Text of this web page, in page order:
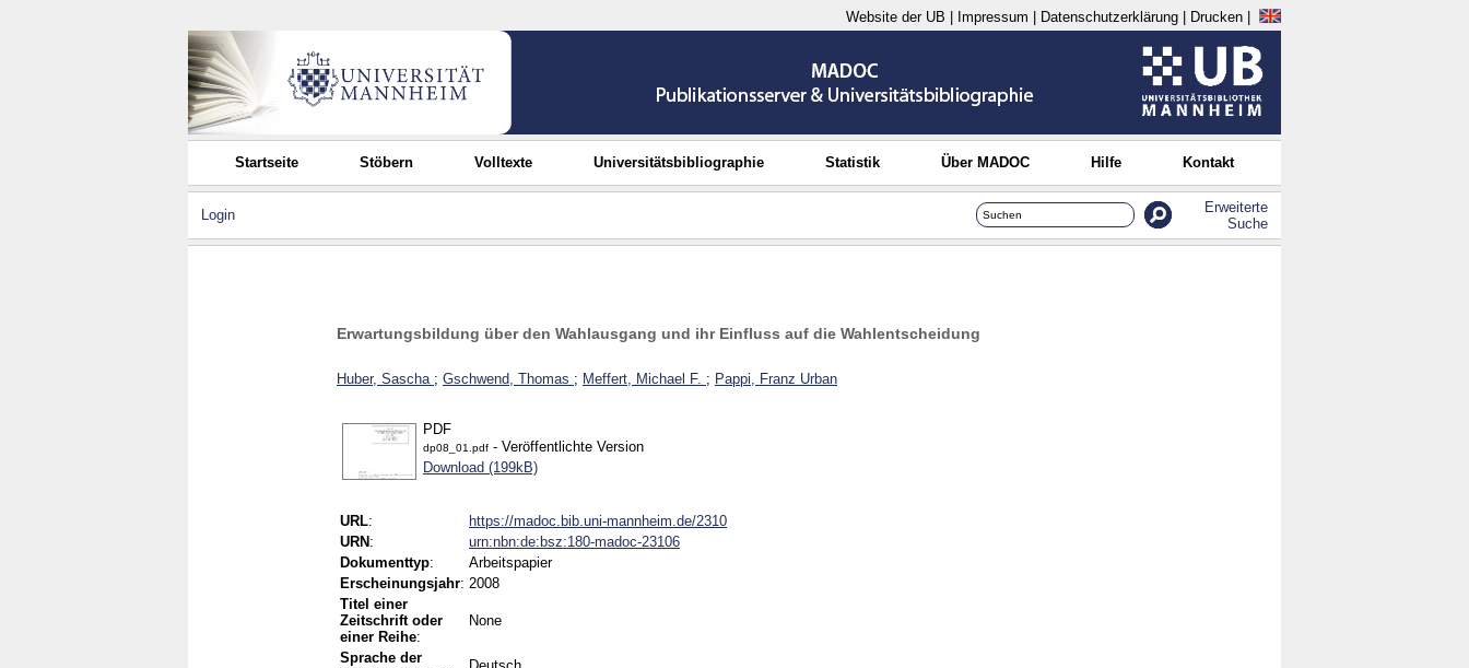
Website der UB Impressum Datenschutzerklärung Drucken
Startseite Stöbern Volltexte Universitätsbibliographie Statistik Über MADOC Hilfe Kontakt
Login
Erweiterte
Suche
Erwartungsbildung über den Wahlausgang und ihr Einfluss auf die Wahlentscheidung
Huber, Sascha ; Gschwend, Thomas ; Meffert, Michael F. ; Pappi, Franz Urban
PDF
dp08_01.pdf - Veröffentlichte Version
Download (199kB)
URL:
https://madoc.bib.uni-mannheim.de/2310
URN :
urn:nbn:de:bsz:180-madoc-23106
Dokumenttyp:
Arbeitspapier
Erscheinungsjahr: 2008
Titel einer
Zeitschrift oder
einer Reihe:
None
Sprache der